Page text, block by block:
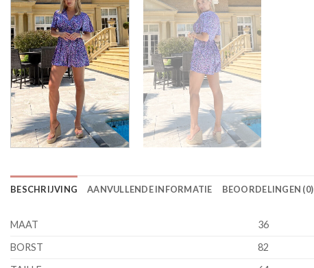
BESCHRIJVING AANVULLENDE INFORMATIE BEOORDELINGEN (0)
MAAT 36
BORST
82